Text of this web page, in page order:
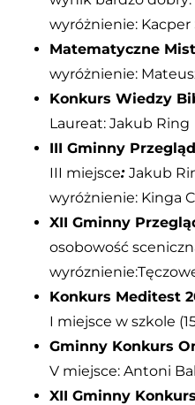
wyróżnienie: Kacper
Matematyczne
wyróżnienie:
Konkurs Wiedzy
Laureat: Jakub Ring
III Gminny
III miejsce: Jakub
wyróżnienie: Kinga
XII Gminny
osobowość
Konkurs Meditest
I miejsce w szkole
Gminny Konkurs
V miejsce: Antoni
XII Gminny